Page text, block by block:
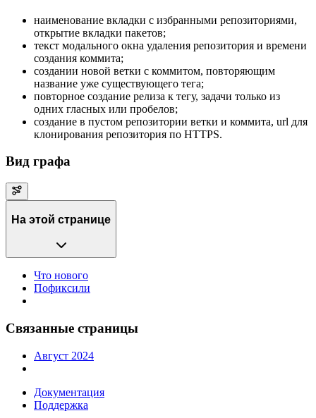
наименование вкладки с избранными репозиториями,
открытие вкладки пакетов;
текст модального окна удаления репозитория и времени
создания коммита;
создании новой ветки с коммитом, повторяющим
название уже существующего тега;
повторное создание релиза к тегу, задачи только из
одних гласных или пробелов;
создание в пустом репозитории ветки и коммита, url для
клонирования репозитория по HTTPS.
Вид графа
На этой странице
Что нового
Пофиксили
Связанные страницы
Август 2024
Документация
Поддержка